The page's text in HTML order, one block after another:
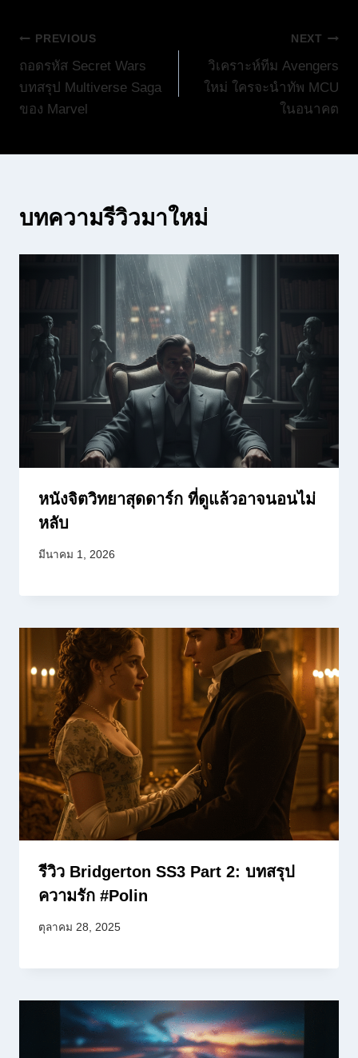
แนะแนว
เรื่อง
PREVIOUS
ถอดรหัส Secret Wars
บทสรุป Multiverse Saga
ของ Marvel
NEXT
วิเคราะห์ทีม Avengers
ใหม่ ใครจะนำทัพ MCU
ในอนาคต
บทความรีวิวมาใหม่
หนังจิตวิทยาสุดดาร์ก ที่ดูแล้วอาจนอนไม่
หลับ
มีนาคม 1, 2026
รีวิว Bridgerton SS3 Part 2: บทสรุป
ความรัก #Polin
ตุลาคม 28, 2025